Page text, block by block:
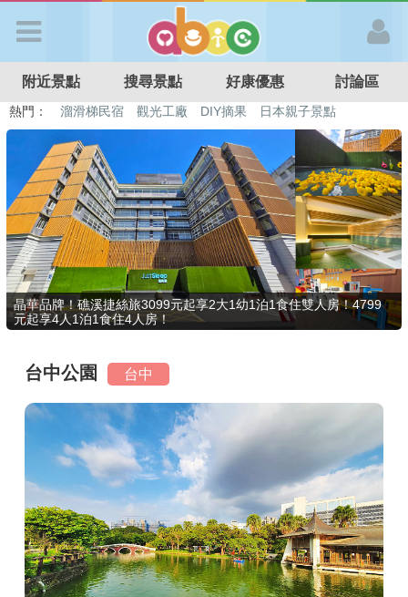
APP登入
首 頁
搜尋景點
好康優惠
最新消息
最新留言
商家合作
推薦景點
討論區
附近景點 搜尋景點 好康優惠 討論區
熱門： 溜滑梯民宿 觀光工廠 DIY摘果
日本親子景點
特色遊戲場
親子住房優惠 台北親子餐廳 溫泉泡湯SPA
晶華品牌！礁溪捷絲旅3099元起享2大1幼1泊1食住雙人房！4799
元起享4人1泊1食住4人房！
台中公園 台中